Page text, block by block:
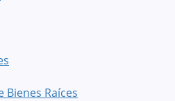
Bienes Raíces